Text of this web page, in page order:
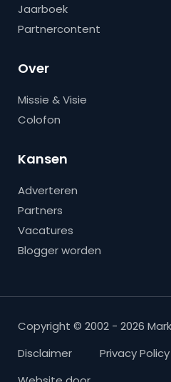
Jaarboek
Partnercontent
Over
Missie & Visie
Colofon
Kansen
Adverteren
Partners
Vacatures
Blogger worden
Copyright © 2002 - 2026
Disclaimer
Privacy Policy